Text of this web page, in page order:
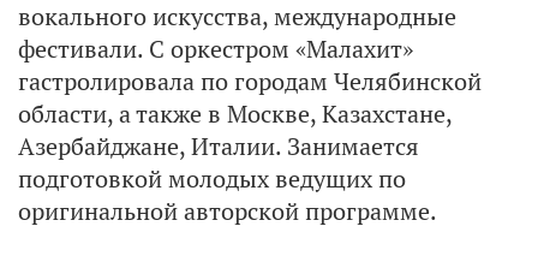
вокального искусства, международные
фестивали. С оркестром «Малахит»
гастролировала по городам Челябинской
области, а также в Москве, Казахстане,
Азербайджане, Италии. Занимается
подготовкой молодых ведущих по
оригинальной авторской программе.